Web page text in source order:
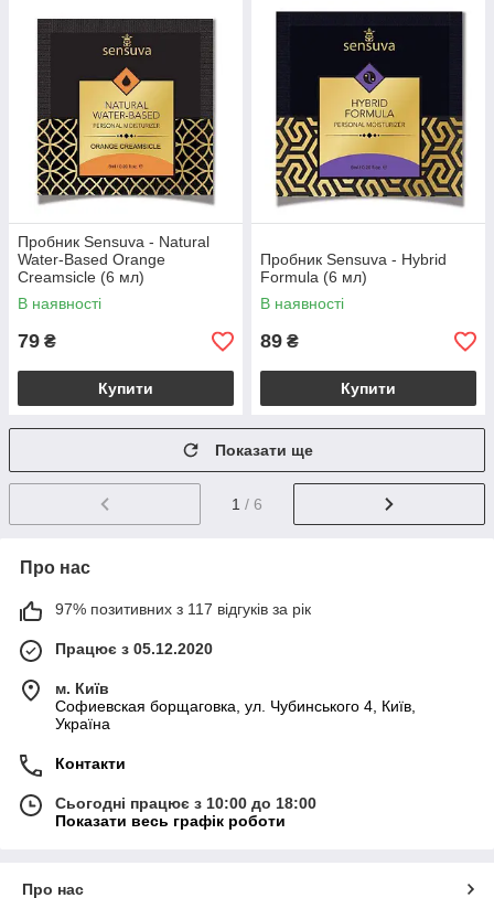
Пробник Sensuva - Natural
Water-Based Orange
Creamsicle (6 мл)
В наявності
79 ₴
Купити
Пробник Sensuva - Hybrid
Formula (6 мл)
В наявності
89 ₴
Купити
Показати ще
1 / 6
Про нас
97% позитивних з 117 відгуків за рік
Працює з 05.12.2020
м. Київ
Софиевская борщаговка, ул. Чубинського 4, Київ,
Україна
Контакти
Сьогодні працює з 10:00 до 18:00
Показати весь графік роботи
Про нас